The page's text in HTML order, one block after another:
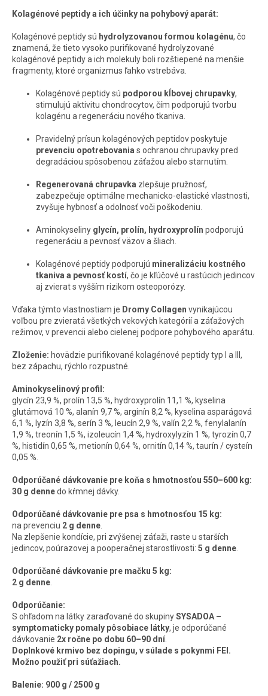
Kolagénové peptidy a ich účinky na pohybový aparát:
Kolagénové peptidy sú hydrolyzovanou formou kolagénu, čo
znamená, že tieto vysoko purifikované hydrolyzované
kolagénové peptidy a ich molekuly boli rozštiepené na menšie
fragmenty, ktoré organizmus ľahko vstrebáva.
Kolagénové peptidy sú podporou kĺbovej chrupavky,
stimulujú aktivitu chondrocytov, čím podporujú tvorbu
kolagénu a regeneráciu nového tkaniva.
Pravidelný prísun kolagénových peptidov poskytuje
prevenciu opotrebovania s ochranou chrupavky pred
degradáciou spôsobenou záťažou alebo starnutím.
Regenerovaná chrupavka zlepšuje pružnosť,
zabezpečuje optimálne mechanicko-elastické vlastnosti,
zvyšuje hybnosť a odolnosť voči poškodeniu.
Aminokyseliny glycín, prolín, hydroxyprolín podporujú
regeneráciu a pevnosť väzov a šliach.
Kolagénové peptidy podporujú mineralizáciu kostného
tkaniva a pevnosť kostí, čo je kľúčové u rastúcich jedincov
aj zvierat s vyšším rizikom osteoporózy.
Vďaka týmto vlastnostiam je Dromy Collagen vynikajúcou
voľbou pre zvieratá všetkých vekových kategórií a záťažových
režimov, v prevencii alebo cielenej podpore pohybového aparátu.
Zloženie: hovädzie purifikované kolagénové peptidy typ I a III,
bez zápachu, rýchlo rozpustné.
Aminokyselinový profil:
glycín 23,9 %, prolín 13,5 %, hydroxyprolín 11,1 %, kyselina
glutámová 10 %, alanín 9,7 %, arginín 8,2 %, kyselina asparágová
6,1 %, lyzín 3,8 %, serín 3 %, leucín 2,9 %, valín 2,2 %, fenylalanín
1,9 %, treonín 1,5 %, izoleucín 1,4 %, hydroxylyzín 1 %, tyrozín 0,7
%, histidín 0,65 %, metionín 0,64 %, ornitín 0,14 %, taurín / cysteín
0,05 %.
Odporúčané dávkovanie pre koňa s hmotnosťou 550–600 kg:
30 g dennedo kŕmnej dávky.
Odporúčané dávkovanie pre psa s hmotnosťou 15 kg:
na prevenciu 2 g denne
Na zlepšenie kondície, pri zvýšenej záťaži, raste u starších
jedincov, poúrazovej a pooperačnej starostlivosti: 5 g denne
Odporúčané dávkovanie pre mačku 5 kg:
2 g denne
Odporúčanie:
S ohľadom na látky zaraďované do skupinySYSADOA –
symptomaticky pomaly pôsobiace látky, je odporúčané
dávkovanie 2x ročne po dobu 60–90 dní
Doplnkové krmivo bez dopingu, v súlade s pokynmi FEI.
Možno použiť pri súťažiach.
Balenie: 900 g / 2500 g